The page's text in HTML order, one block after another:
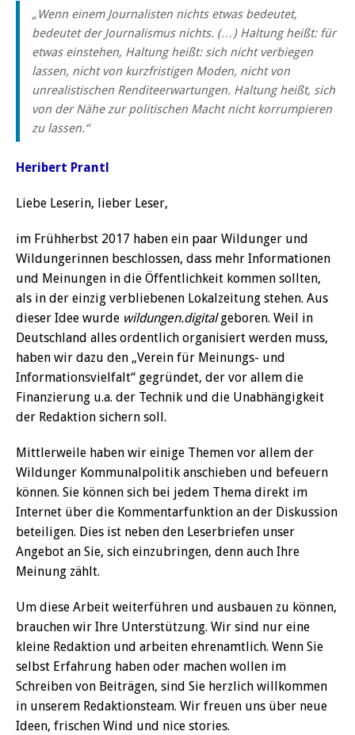
„Wenn einem Journalisten nichts etwas bedeutet,
bedeutet der Journalismus nichts. (…) Haltung heißt: für
etwas einstehen, Haltung heißt: sich nicht verbiegen
lassen, nicht von kurzfristigen Moden, nicht von
unrealistischen Renditeerwartungen. Haltung heißt, sich
von der Nähe zur politischen Macht nicht korrumpieren
zu lassen.“
Heribert Prantl
Liebe Leserin, lieber Leser,
im Frühherbst 2017 haben ein paar Wildunger und
Wildungerinnen beschlossen, dass mehr Informationen
und Meinungen in die Öffentlichkeit kommen sollten,
als in der einzig verbliebenen Lokalzeitung stehen. Aus
dieser Idee wurde wildungen.digitalgeboren. Weil in
Deutschland alles ordentlich organisiert werden muss,
haben wir dazu den „Verein für Meinungs- und
Informationsvielfalt“ gegründet, der vor allem die
Finanzierung u.a. der Technik und die Unabhängigkeit
der Redaktion sichern soll.
Mittlerweile haben wir einige Themen vor allem der
Wildunger Kommunalpolitik anschieben und befeuern
können. Sie können sich bei jedem Thema direkt im
Internet über die Kommentarfunktion an der Diskussion
beteiligen. Dies ist neben den Leserbriefen unser
Angebot an Sie, sich einzubringen, denn auch Ihre
Meinung zählt.
Um diese Arbeit weiterführen und ausbauen zu können,
brauchen wir Ihre Unterstützung. Wir sind nur eine
kleine Redaktion und arbeiten ehrenamtlich. Wenn Sie
selbst Erfahrung haben oder machen wollen im
Schreiben von Beiträgen, sind Sie herzlich willkommen
in unserem Redaktionsteam. Wir freuen uns über neue
Ideen, frischen Wind und nice stories.